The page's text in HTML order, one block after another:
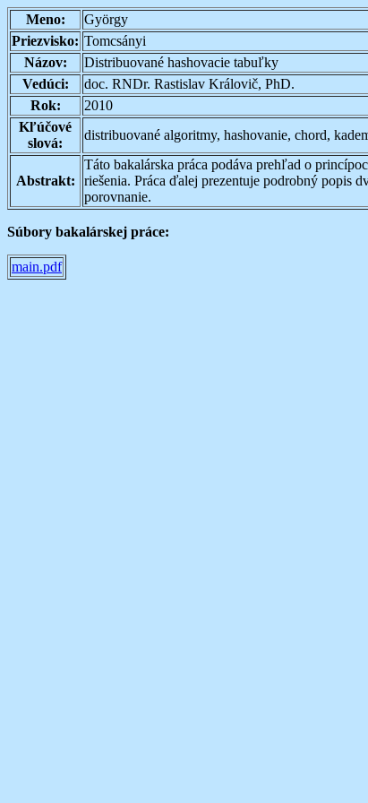
Meno:
György
Priezvisko: Tomcsányi
Názov:
Distribuované hashovacie tabuľky
Vedúci:
doc. RNDr. Rastislav Královič, PhD.
Rok:
2010
Kľúčové
slová:
distribuované algoritmy, hashovanie, chord,
Abstrakt:
Táto bakalárska práca podáva prehľad o
riešenia. Práca ďalej prezentuje podrobný popis
porovnanie.
Súbory bakalárskej práce:
main.pdf